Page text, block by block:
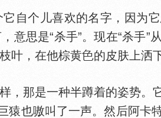
个儿喜欢的名字，因为它
意思是“杀手”。现在“杀手”
叶，在他棕黄
的皮肤上洒
那是一种半蹲着的姿势。
猿也嗷叫了一声。然后阿卡